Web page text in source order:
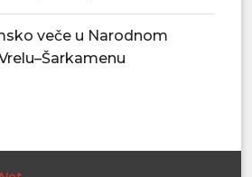
veče u Narodnom